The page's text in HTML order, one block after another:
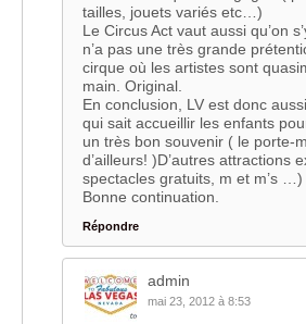
tailles, jouets variés etc…)
Le Circus Act vaut aussi qu’on
n’a pas une très grande
cirque où les artistes sont
main. Original.
En conclusion, LV est donc
qui sait accueillir les enfants
un très bon souvenir ( le porte-
d’ailleurs! )D’autres attractions
spectacles gratuits, m et m’s …)
Bonne continuation.
Répondre
admin
mai 23, 2012 à 8:53